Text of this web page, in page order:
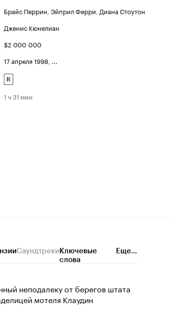
Брайс Перрин, Эйприл Ферри, Диана Стоутон
Дженис Кюнелиан
$2 000 000
17 апреля 1998, ...
R
1 ч 31 мин
СаундтрекиКлючевые
слова
Еще...
неподалеку от берегов штата
мотеля Клаудин